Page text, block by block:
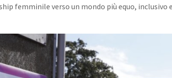
femminile verso un mondo più equo, inclusivo